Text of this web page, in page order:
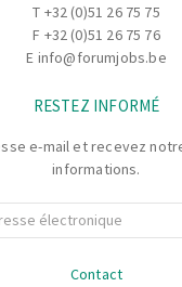
à l’entretien
de
de mi-juin à mi-
T +32 (0)51 26 75 75
F +32 (0)51 26 75 76
E info@forumjobs.be
RESTEZ INFORMÉ
e-mail et recevez
informations.
Contact